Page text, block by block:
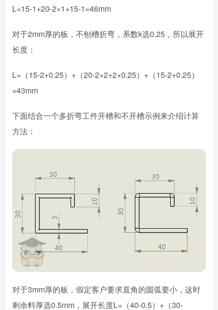
L=15-1+20-2×1+15-1=46mm
对于2mm厚的板，不刨槽折弯，系数k选0.25，所以展开
长度：
L=（15-2+0.25）+（20-2×2+2×0.25）+（15-2+0.25）
=43mm
下面结合一个多折弯工件开槽和不开槽示例来介绍计算
方法：
对于3mm厚的板，假定客户要求直角的圆弧要小，这时
剩余料厚选0.5mm，展开长度L=（40-0.5）+（30-